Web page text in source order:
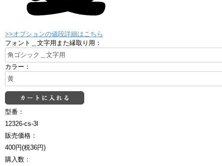
>>オプションの値段詳細はこちら
フォント＿文字用また縁取り用：
カラー：
型番：
12326-cs-3l
販売価格：
400円(税36円)
購入数：